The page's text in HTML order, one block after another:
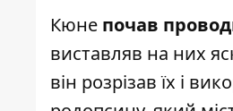
Кюне почав
виставляв на них
він розрізав їх і